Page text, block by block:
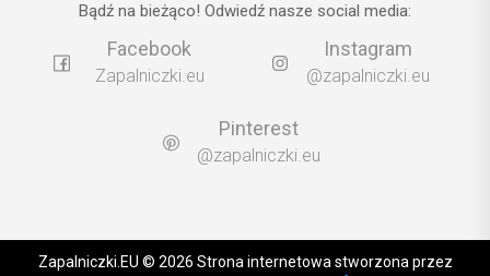
Bądź na bieżąco! Odwiedź nasze social media:
Facebook
Zapalniczki.eu
Instagram
@zapalniczki.eu
Pinterest
@zapalniczki.eu
Zapalniczki.EU © 2026 Strona internetowa stworzona przez